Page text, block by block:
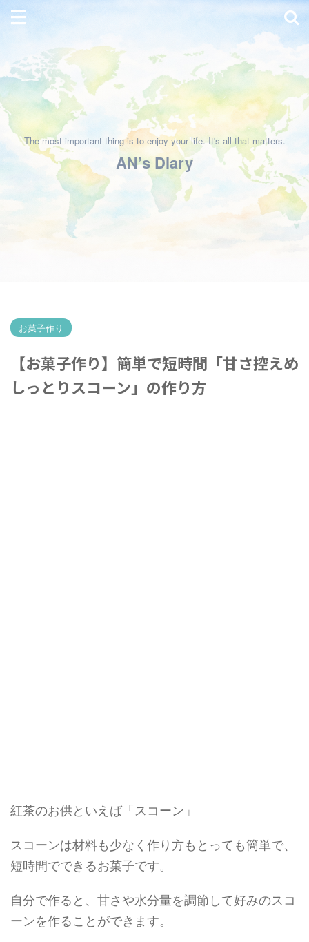
The most important thing is to enjoy your life. It's all that matters.
AN’s Diary
お菓子作り
【お菓子作り】簡単で短時間「甘さ控えめ
しっとりスコーン」の作り方
紅茶のお供といえば「スコーン」
スコーンは材料も少なく作り方もとっても簡単で、
短時間でできるお菓子です。
自分で作ると、甘さや水分量を調節して好みのスコ
ーンを作ることができます。